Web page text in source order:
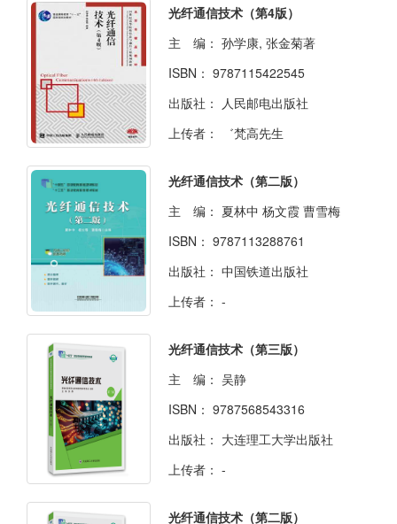
光纤通信技术（第4版）
主 编： 孙学康, 张金菊著
ISBN： 9787115422545
出版社： 人民邮电出版社
上传者：
゛梵高先生
光纤通信技术（第二版）
主 编： 夏林中 杨文霞 曹雪梅
ISBN： 9787113288761
出版社： 中国铁道出版社
上传者： -
光纤通信技术（第三版）
主 编： 吴静
ISBN： 9787568543316
出版社： 大连理工大学出版社
上传者： -
光纤通信技术（第二版）